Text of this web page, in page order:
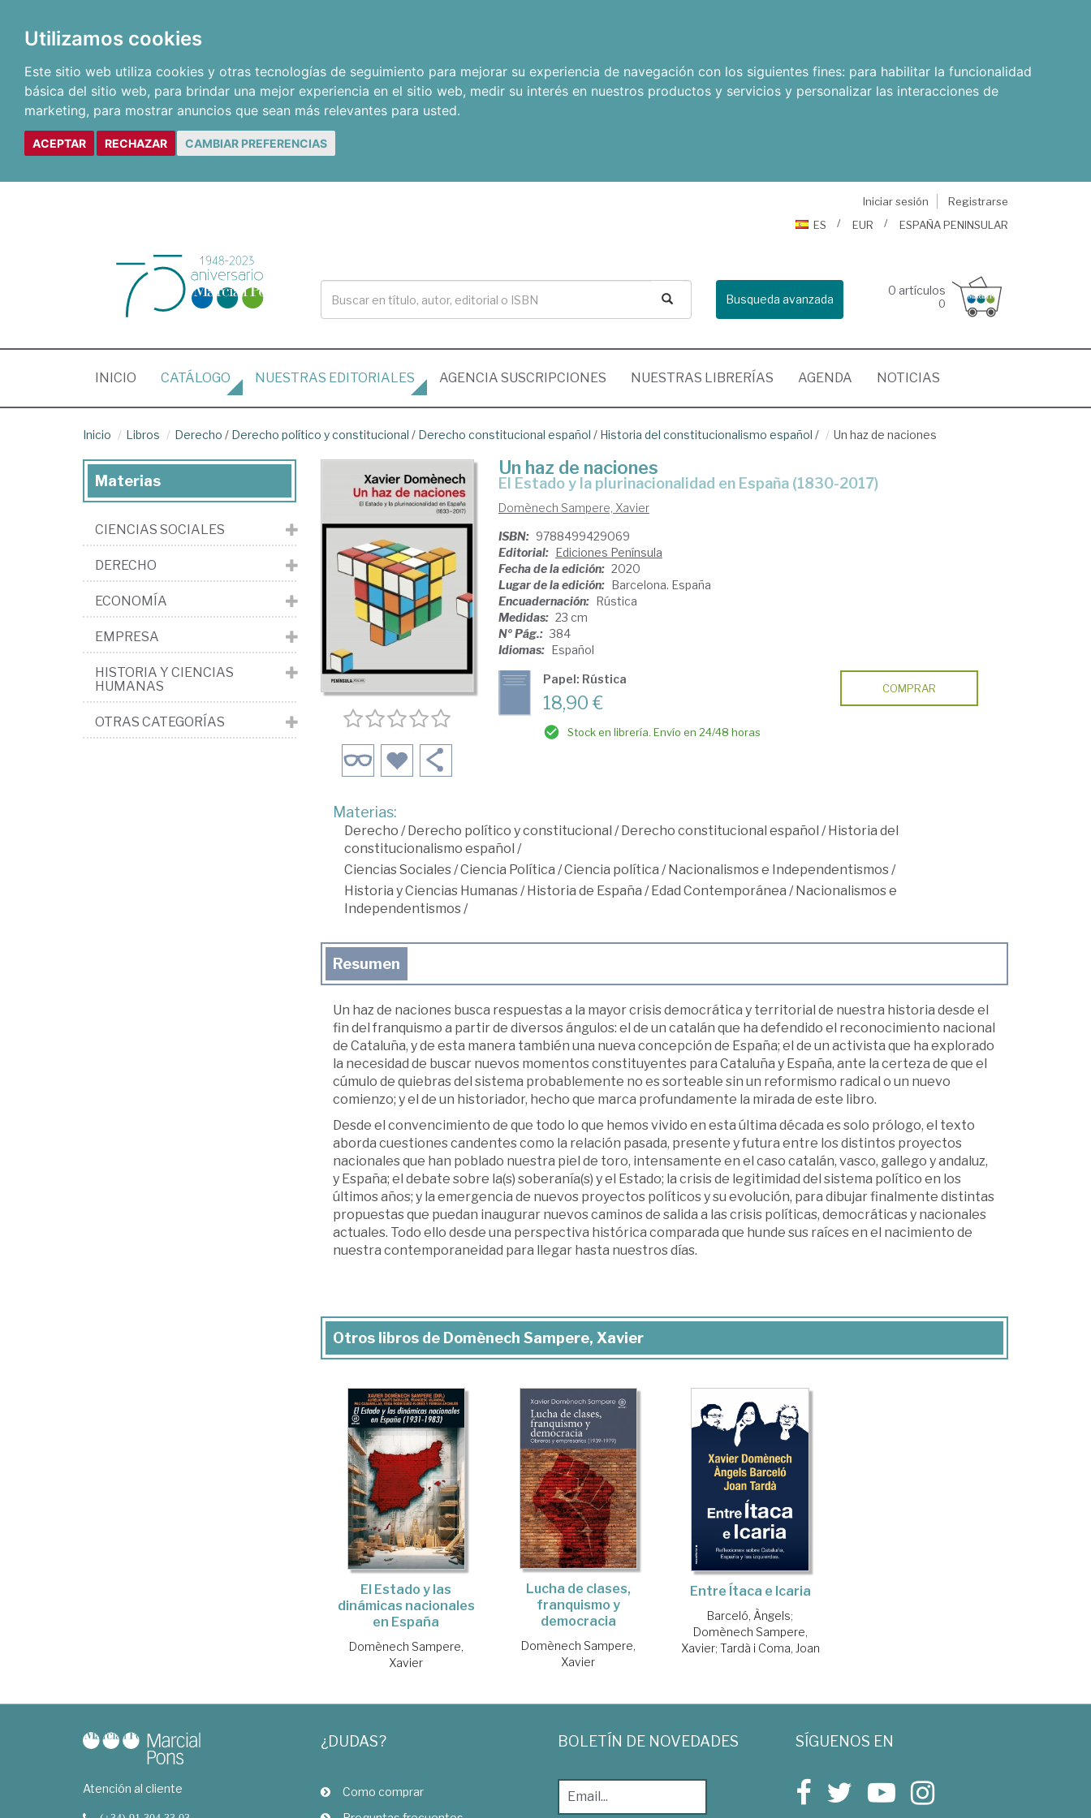
Utilizamos cookies
Este sitio web utiliza cookies y otras tecnologías de seguimiento para mejorar su experiencia de navegación con los siguientes fines: para habilitar la funcionalidad
básica del sitio web, para brindar una mejor experiencia en el sitio web, medir su interés en nuestros productos y servicios y personalizar las interacciones de
marketing, para mostrar anuncios que sean más relevantes para usted.
ACEPTAR RECHAZAR CAMBIAR PREFERENCIAS
Iniciar sesión
Registrarse
ES
EUR ESPAÑA PENINSULAR
Busqueda avanzada
0 artículos
0
INICIO (CURRENT)
CATÁLOGO NUESTRAS EDITORIALES AGENCIA SUSCRIPCIONES NUESTRAS LIBRERÍAS AGENDA NOTICIAS
Inicio Libros Derecho / Derecho político y constitucional / Derecho constitucional español / Historia del constitucionalismo español / Un haz de naciones
Un haz de naciones
el Estado y la plurinacionalidad en España (1830-2017)
Domènech Sampere, Xavier
ISBN: 9788499429069
Editorial: Ediciones Península
Fecha de la edición: 2020
Lugar de la edición: Barcelona. España
Encuadernación: Rústica
Medidas: 23 cm
Nº Pág.: 384
Idiomas: Español
Papel: Rústica
18,90 €
Stock en librería. Envío en 24/48 horas
COMPRAR
Materias:
Derecho /Derecho político y constitucional /Derecho constitucional español /Historia del
constitucionalismo español /
Ciencias Sociales/Ciencia Política /Ciencia política /Nacionalismos e Independentismos/
Historia y Ciencias Humanas/Historia de España /Edad Contemporánea /Nacionalismos e
Independentismos/
Resumen
Un haz de naciones busca respuestas a la mayor crisis democrática y territorial de nuestra historia desde el
fin del franquismo a partir de diversos ángulos: el de un catalán que ha defendido el reconocimiento nacional
de Cataluña, y de esta manera también una nueva concepción de España; el de un activista que ha explorado
la necesidad de buscar nuevos momentos constituyentes para Cataluña y España, ante la certeza de que el
cúmulo de quiebras del sistema probablemente no es sorteable sin un reformismo radical o un nuevo
comienzo; y el de un historiador, hecho que marca profundamente la mirada de este libro.
Desde el convencimiento de que todo lo que hemos vivido en esta última década es solo prólogo, el texto
aborda cuestiones candentes como la relación pasada, presente y futura entre los distintos proyectos
nacionales que han poblado nuestra piel de toro, intensamente en el caso catalán, vasco, gallego y andaluz,
y España; el debate sobre la(s) soberanía(s) y el Estado; la crisis de legitimidad del sistema político en los
últimos años; y la emergencia de nuevos proyectos políticos y su evolución, para dibujar finalmente distintas
propuestas que puedan inaugurar nuevos caminos de salida a las crisis políticas, democráticas y nacionales
actuales. Todo ello desde una perspectiva histórica comparada que hunde sus raíces en el nacimiento de
nuestra contemporaneidad para llegar hasta nuestros días.
Otros libros de Domènech Sampere, Xavier
El Estado y las
dinámicas nacionales
en España
Domènech Sampere,
Xavier
Lucha de clases,
franquismo y
democracia
Domènech Sampere,
Xavier
Entre Ítaca e Icaria
Barceló, Àngels;
Domènech Sampere,
Xavier; Tardà i Coma, Joan
Materias
CIENCIAS SOCIALES
DERECHO
ECONOMÍA
EMPRESA
HISTORIA Y CIENCIAS
HUMANAS
OTRAS CATEGORÍAS
Atención al cliente
¿DUDAS?
Como comprar
BOLETÍN DE NOVEDADES SÍGUENOS EN